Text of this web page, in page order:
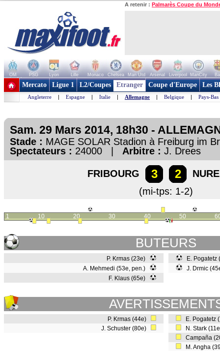
A retenir : Palmarès Coupe du
OM PSG Lyon Lille Monaco Chelsea Man Utd Arsenal Liverpool ManCity
+ de clubs
Mercato Ligue 1 L2/Coupes Etranger Coupe d'Europe Les
Angleterre | Espagne | Italie | Allemagne | Belgique | Pays-Bas
Sam. 29 Mars 2014, 18h30 -
Stade : MAGE SOLAR Stadion à Freiburg im
Spectateurs : 24000 | Arbitre : J. Drees
FRIBOURG 3 2
(mi-tps: 1-2)
1 10 20 30 40 50
BUTEURS
P. Krmas (23e)
A. Mehmedi (53e, pen.)
F. Klaus (65e)
E.
J. Drmic
P. Krmas (44e)
J. Schuster (80e)
E. Pogatetz
N. Stark
Campaña
M. Angha